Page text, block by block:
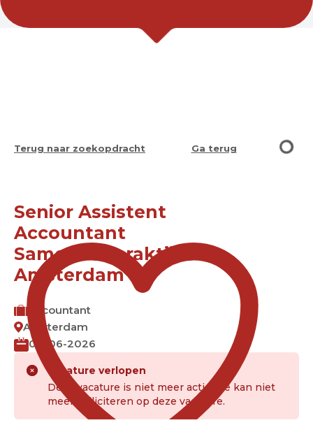
Terug naar zoekopdracht Ga terug
Senior Assistent
Accountant
Samenstelpraktijk in
Amsterdam
Accountant
Amsterdam
04-06-2026
Vacature verlopen
Deze vacature is niet meer actief. Je kan niet
meer solliciteren op deze vacature.